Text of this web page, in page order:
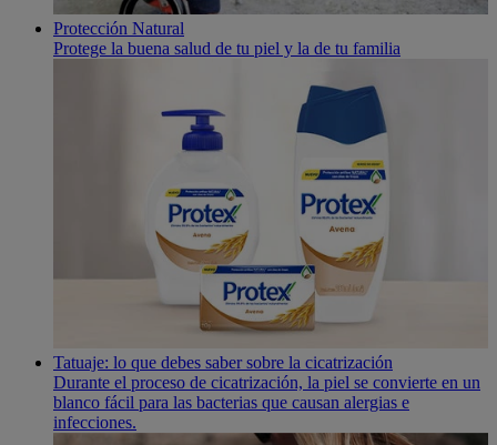
Protección Natural
Protege la buena salud de tu piel y la de tu familia
Tatuaje: lo que debes saber sobre la cicatrización
Durante el proceso de cicatrización, la piel se convierte en un
blanco fácil para las bacterias que causan alergias e
infecciones.